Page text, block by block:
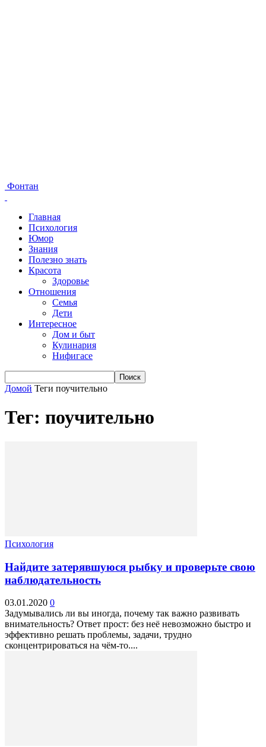
Фонтан
Главная
Психология
Юмор
Знания
Полезно знать
Красота
Здоровье
Отношения
Семья
Дети
Интересное
Дом и быт
Кулинария
Нифигасе
Домой Теги поучительно
Тег: поучительно
Психология
Найдите затерявшуюся рыбку и проверьте свою
наблюдательность
03.01.2020 0
Задумывались ли вы иногда, почему так важно развивать
внимательность? Ответ прост: без неё невозможно быстро и
эффективно решать проблемы, задачи, трудно
сконцентрироваться на чём-то....